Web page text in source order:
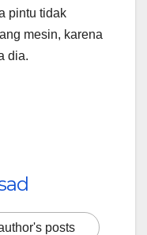
pintu tidak
mesin, karena
dia.
posts